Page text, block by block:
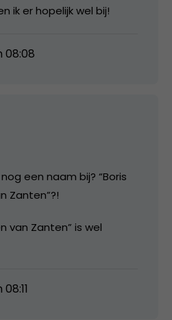
ik er hopelijk wel bij!
08:08
een naam bij? “Boris
Zanten”?!
van Zanten” is wel